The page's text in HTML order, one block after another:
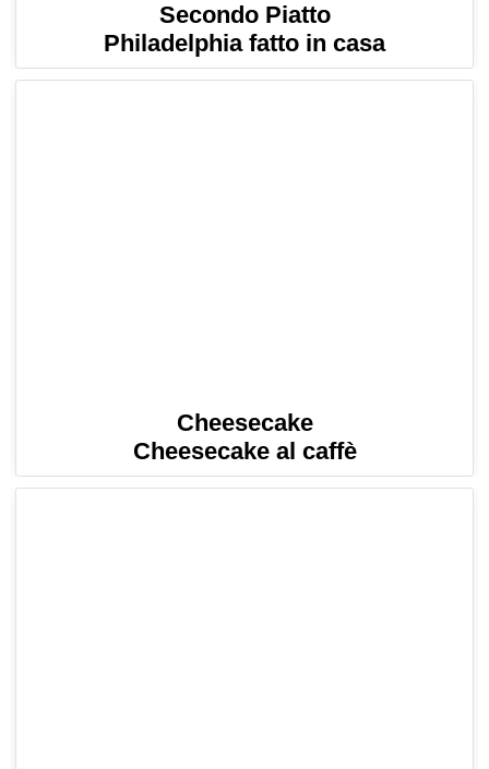
Secondo Piatto
Philadelphia fatto in casa
Cheesecake
Cheesecake al caffè